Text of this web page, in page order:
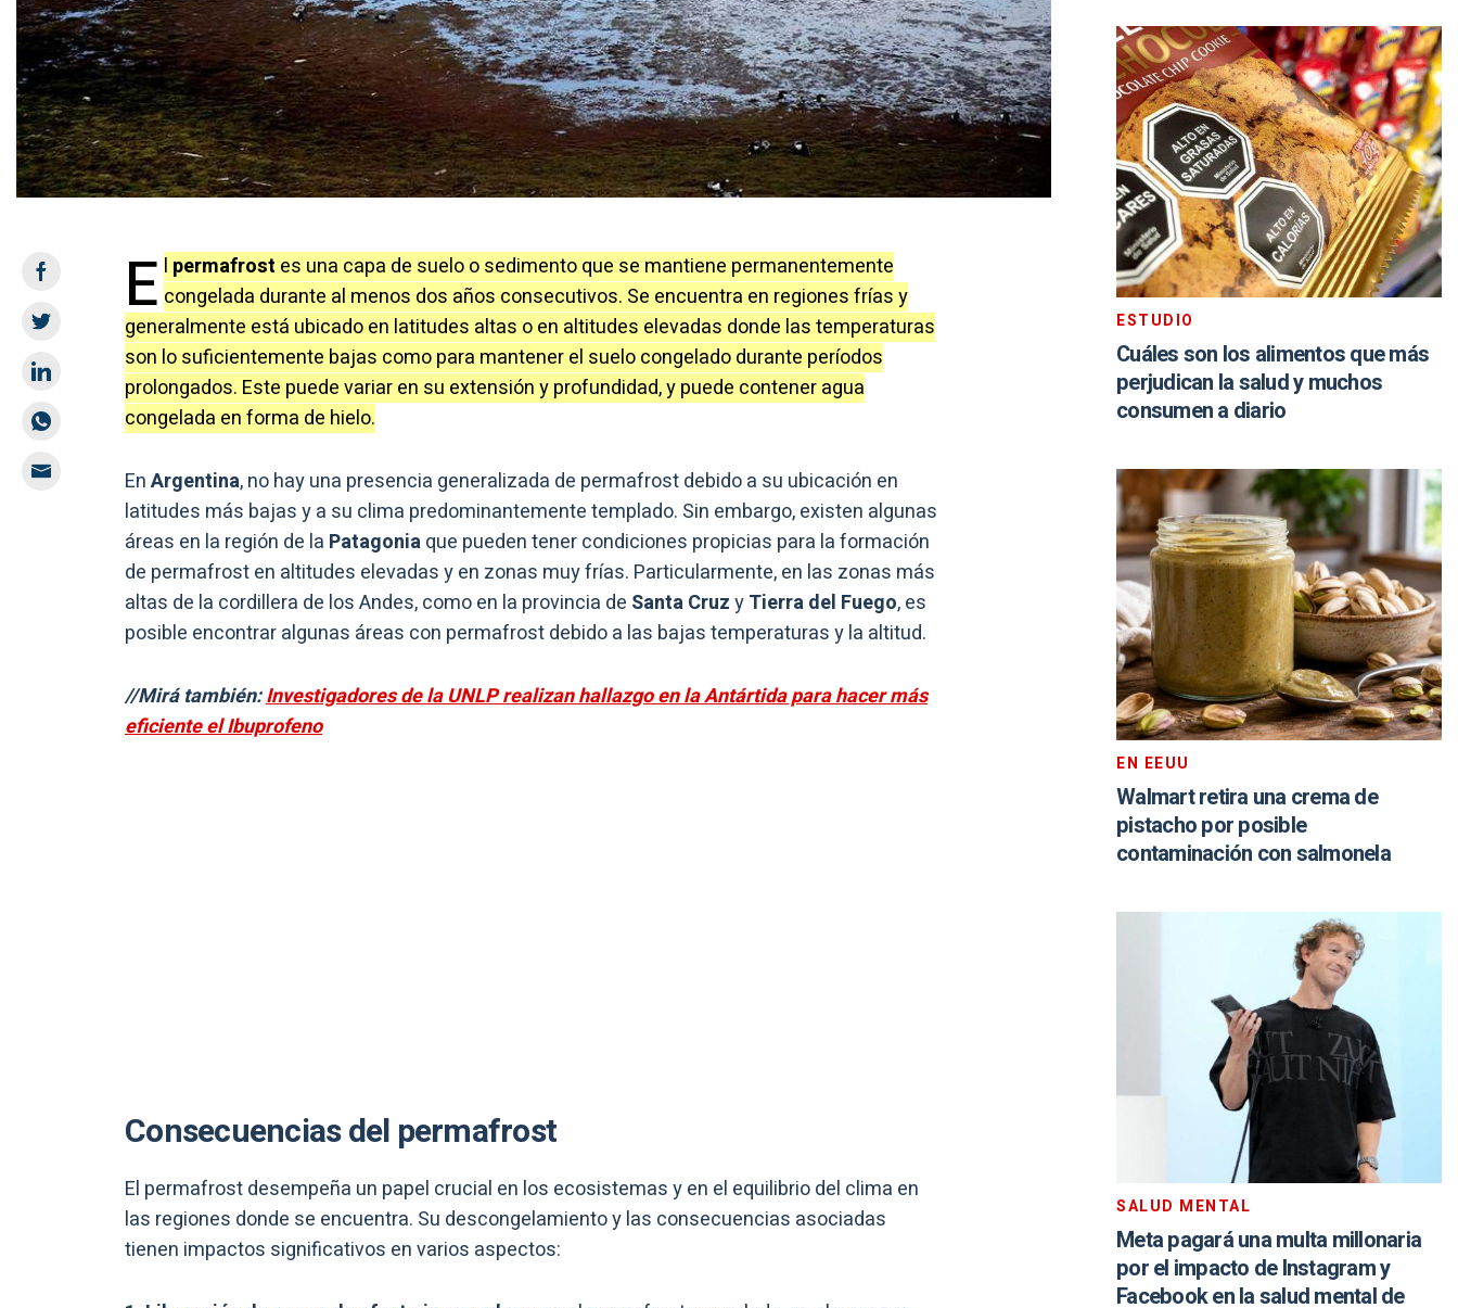
E l permafrost es una capa de suelo o sedimento que se mantiene permanentemente
congelada durante al menos dos años consecutivos. Se encuentra en regiones frías y
generalmente está ubicado en latitudes altas o en altitudes elevadas donde las temperaturas
son lo suficientemente bajas como para mantener el suelo congelado durante períodos
prolongados. Este puede variar en su extensión y profundidad, y puede contener agua
congelada en forma de hielo.
EnArgentina, no hay una presencia generalizada de permafrost debido a su ubicación en
latitudes más bajas y a su clima predominantemente templado. Sin embargo, existen algunas
áreas en la región de la Patagoniaque pueden tener condiciones propicias para la formación
de permafrost en altitudes elevadas y en zonas muy frías. Particularmente, en las zonas más
altas de la cordillera de los Andes, como en la provincia de Santa CruzyTierra del Fuego, es
posible encontrar algunas áreas con permafrost debido a las bajas temperaturas y la altitud.
//Mirá también:Investigadores de la UNLP realizan hallazgo en la Antártida para hacer más
eficiente el Ibuprofeno
Consecuencias del permafrost
El permafrost desempeña un papel crucial en los ecosistemas y en el equilibrio del clima en
las regiones donde se encuentra. Su descongelamiento y las consecuencias asociadas
tienen impactos significativos en varios aspectos:
ESTUDIO
Cuáles son los alimentos que más
perjudican la salud y muchos
consumen a diario
EN EEUU
Walmart retira una crema de
pistacho por posible
contaminación con salmonela
SALUD MENTAL
Meta pagará una multa millonaria
por el impacto de Instagram y
Facebook en la salud mental de